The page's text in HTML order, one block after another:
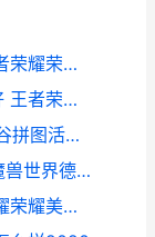
王者荣耀荣耀霸王别姬抽奖多少钱 王者荣耀荣耀霸王什么段位
王者荣耀荣耀金蝉新皮肤唐三藏好不好 王者荣耀荣耀金标
英雄联盟手游峡谷拼图活动怎么玩-峡谷拼图活动玩法攻略
魔兽世界德拉诺金钻如何获取[多图] 魔兽世界德拉诺坐骑掉落大全
王者荣耀荣耀美人鱼技能曝光 王者荣耀荣耀美少女